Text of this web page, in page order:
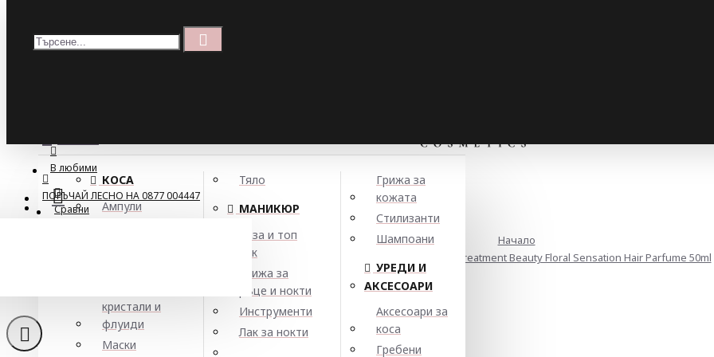
Кошница
В любими
Сравни
КОСА
Ампули
кристали и
флуиди
Маски
Тяло
МАНИКЮР
База и топ
лак
Грижа за
ръце и нокти
Инструменти
Лак за нокти
Грижа за
кожата
Стилизанти
Шампоани
УРЕДИ И
АКСЕСОАРИ
Аксесоари за
коса
Гребени
ПОРЪЧАЙ ЛЕСНО НА 0877 004447
Начало
Парфюм за коса Brelil Biotreatment Beauty Floral Sensation Hair Parfume 50ml